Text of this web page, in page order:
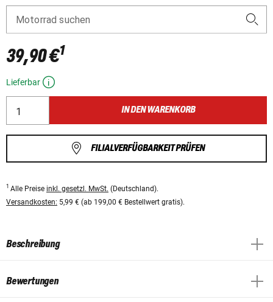
Motorrad suchen
39,90 €1
Lieferbar
IN DEN WARENKORB
FILIALVERFÜGBARKEIT PRÜFEN
1 Alle Preise inkl. gesetzl. MwSt. (Deutschland).
Versandkosten: 5,99 € (ab 199,00 € Bestellwert gratis).
Beschreibung
Bewertungen